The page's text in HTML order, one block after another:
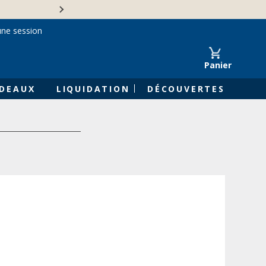
Panier
LIQUIDATION DÉCOUVERTES
session